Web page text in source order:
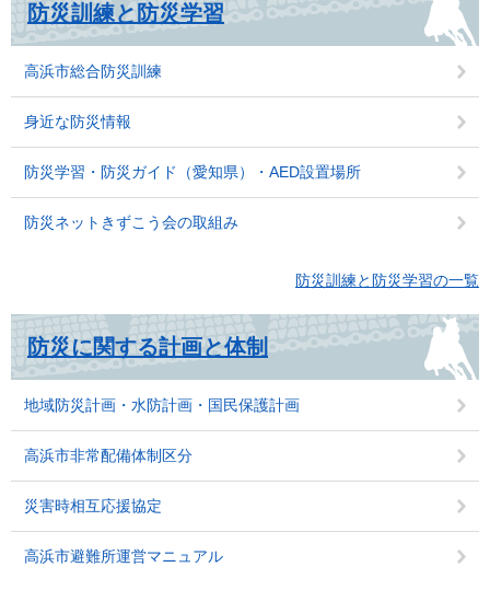
防災訓練と防災学習
高浜市総合防災訓練
身近な防災情報
防災学習・防災ガイド（愛知県）・AED設置場所
防災ネットきずこう会の取組み
防災訓練と防災学習の一覧
防災に関する計画と体制
地域防災計画・水防計画・国民保護計画
高浜市非常配備体制区分
災害時相互応援協定
高浜市避難所運営マニュアル